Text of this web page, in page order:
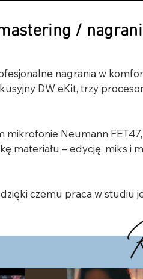
/
nagrania w
DW eKit, trzy
Neumann
materiału – edycję, miks i
czemu praca w studiu